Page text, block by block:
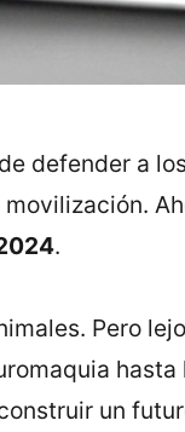
defender a
.
Pero
hasta
un